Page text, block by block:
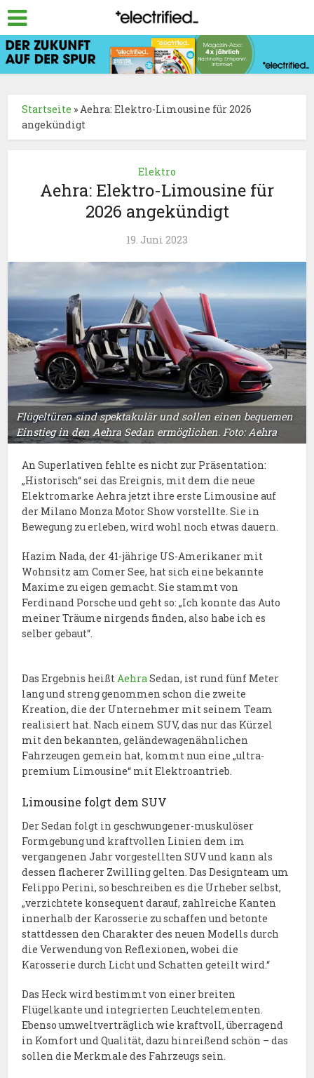
Startseite »Aehra: Elektro-Limousine für 2026
angekündigt
Elektro
Aehra: Elektro-Limousine für
2026 angekündigt
19. Juni 2023
Flügeltüren sind spektakulär und sollen einen bequemen
Einstieg in den Aehra Sedan ermöglichen. Foto: Aehra
An Superlativen fehlte es nicht zur Präsentation:
„Historisch“ sei das Ereignis, mit dem die neue
Elektromarke Aehra jetzt ihre erste Limousine auf
der Milano Monza Motor Show vorstellte. Sie in
Bewegung zu erleben, wird wohl noch etwas dauern.
Hazim Nada, der 41-jährige US-Amerikaner mit
Wohnsitz am Comer See, hat sich eine bekannte
Maxime zu eigen gemacht. Sie stammt von
Ferdinand Porsche und geht so: „Ich konnte das Auto
meiner Träume nirgends finden, also habe ich es
selber gebaut“.
Das Ergebnis heißt Aehra Sedan, ist rund fünf Meter
lang und streng genommen schon die zweite
Kreation, die der Unternehmer mit seinem Team
realisiert hat. Nach einem SUV, das nur das Kürzel
mit den bekannten, geländewagenähnlichen
Fahrzeugen gemein hat, kommt nun eine „ultra-
premium Limousine“ mit Elektroantrieb.
Limousine folgt dem SUV
Der Sedan folgt in geschwungener-muskulöser
Formgebung und kraftvollen Linien dem im
vergangenen Jahr vorgestellten SUV und kann als
dessen flacherer Zwilling gelten. Das Designteam um
Felippo Perini, so beschreiben es die Urheber selbst,
„verzichtete konsequent darauf, zahlreiche Kanten
innerhalb der Karosserie zu schaffen und betonte
stattdessen den Charakter des neuen Modells durch
die Verwendung von Reflexionen, wobei die
Karosserie durch Licht und Schatten geteilt wird.“
Das Heck wird bestimmt von einer breiten
Flügelkante und integrierten Leuchtelementen.
Ebenso umweltverträglich wie kraftvoll, überragend
in Komfort und Qualität, dazu hinreißend schön – das
sollen die Merkmale des Fahrzeugs sein.